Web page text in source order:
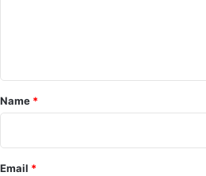
*
Name *
Email *